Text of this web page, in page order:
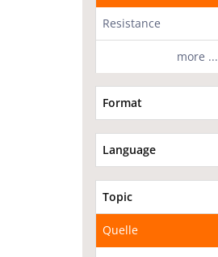
Resistance
more ...
Format
Language
Topic
Quelle